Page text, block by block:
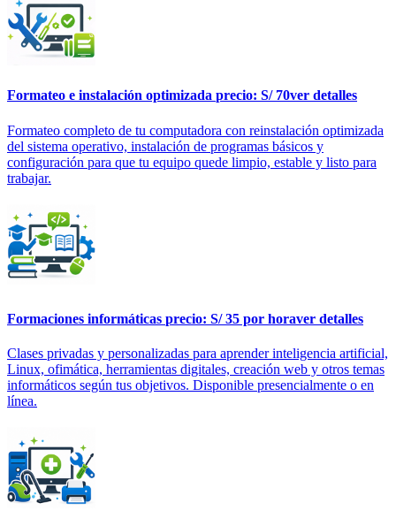
Formateo e instalación optimizada precio: S/ 70ver detalles
Formateo completo de tu computadora con reinstalación optimizada
del sistema operativo, instalación de programas básicos y
configuración para que tu equipo quede limpio, estable y listo para
trabajar.
Formaciones informáticas precio: S/ 35 por horaver detalles
Clases privadas y personalizadas para aprender inteligencia artificial,
Linux, ofimática, herramientas digitales, creación web y otros temas
informáticos según tus objetivos. Disponible presencialmente o en
línea.